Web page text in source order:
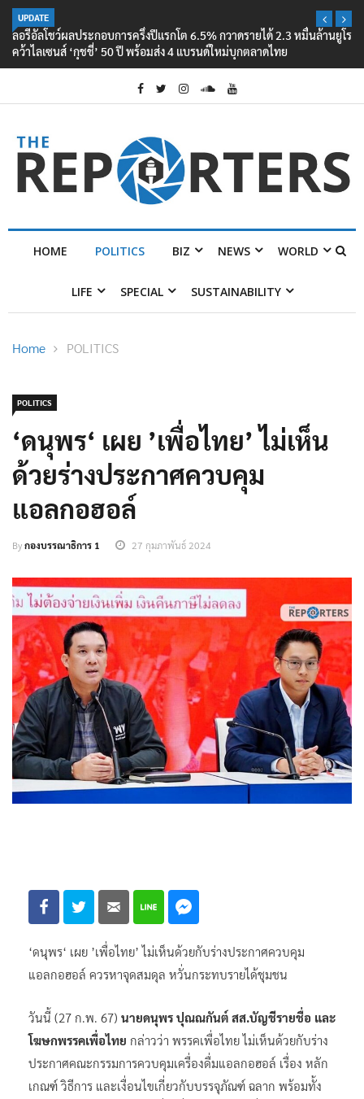
UPDATE
ลอรีอัลโชว์ผลประกอบการครึ่งปีแรกโต 6.5% กวาดรายได้ 2.3 หมื่นล้านยูโร
คว้าไลเซนส์ ‘กุชชี่’ 50 ปี พร้อมส่ง 4 แบรนด์ใหม่บุกตลาดไทย
HOME POLITICS BIZ NEWS WORLD
LIFE SPECIAL SUSTAINABILITY
Home POLITICS
POLITICS
‘ดนุพร‘ เผย ’เพื่อไทย’ ไม่เห็น
ด้วยร่างประกาศควบคุม
แอลกอฮอล์
Byกองบรรณาธิการ 1 27 กุมภาพันธ์ 2024
‘ดนุพร‘ เผย ’เพื่อไทย’ ไม่เห็นด้วยกับร่างประกาศควบคุม
แอลกอฮอล์ ควรหาจุดสมดุล หวั่นกระทบรายได้ชุมชน
วันนี้ (27 ก.พ. 67) นายดนุพร ปุณณกันต์ สส.บัญชีรายชื่อ และ
โฆษกพรรคเพื่อไทย กล่าวว่า พรรคเพื่อไทย ไม่เห็นด้วยกับร่าง
ประกาศคณะกรรมการควบคุมเครื่องดื่มแอลกอฮอล์ เรื่อง หลัก
เกณฑ์ วิธีการ และเงื่อนไขเกี่ยวกับบรรจุภัณฑ์ ฉลาก พร้อมทั้ง